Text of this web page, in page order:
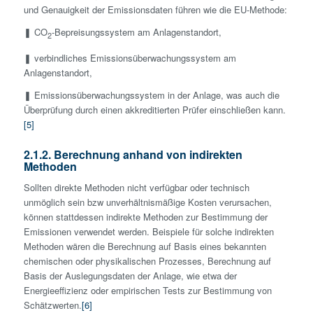
und Genauigkeit der Emissionsdaten führen wie die EU-Methode:
❚ CO2-Bepreisungssystem am Anlagenstandort,
❚ verbindliches Emissionsüberwachungssystem am
Anlagenstandort,
❚ Emissionsüberwachungssystem in der Anlage, was auch die
Überprüfung durch einen akkreditierten Prüfer einschließen kann.
[5]
2.1.2. Berechnung anhand von indirekten
Methoden
Sollten direkte Methoden nicht verfügbar oder technisch
unmöglich sein bzw unverhältnismäßige Kosten verursachen,
können stattdessen indirekte Methoden zur Bestimmung der
Emissionen verwendet werden. Beispiele für solche indirekten
Methoden wären die Berechnung auf Basis eines bekannten
chemischen oder physikalischen Prozesses, Berechnung auf
Basis der Auslegungsdaten der Anlage, wie etwa der
Energieeffizienz oder empirischen Tests zur Bestimmung von
Schätzwerten.[6]